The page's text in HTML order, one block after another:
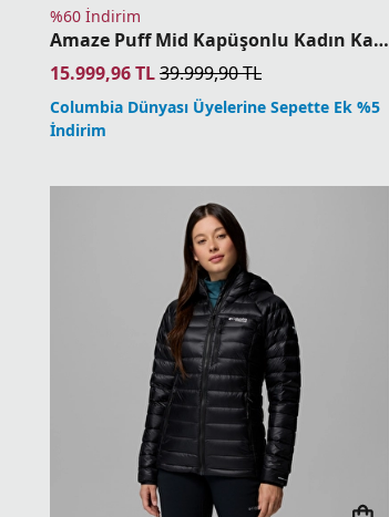
%60 İndirim
Amaze Puff Mid Kapüşonlu Kadın Kaz Tüyü Mont
15.999,96TL39.999,90TL
Columbia Dünyası Üyelerine Sepette Ek %5
İndirim